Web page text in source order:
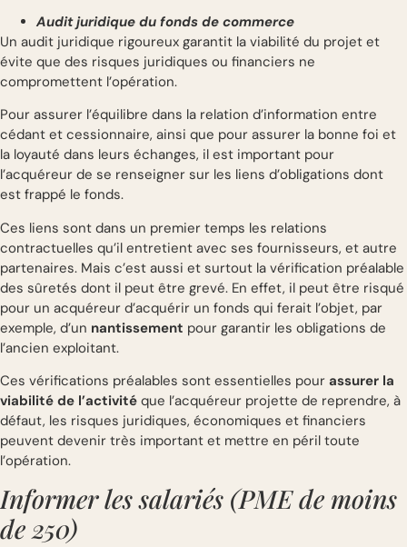
Audit juridique du fonds de commerce
Un audit juridique rigoureux garantit la viabilité du projet et
évite que des risques juridiques ou financiers ne
compromettent l’opération.
Pour assurer l’équilibre dans la relation d’information entre
cédant et cessionnaire, ainsi que pour assurer la bonne foi et
la loyauté dans leurs échanges, il est important pour
l’acquéreur de se renseigner sur les liens d’obligations dont
est frappé le fonds.
Ces liens sont dans un premier temps les relations
contractuelles qu’il entretient avec ses fournisseurs, et autre
partenaires. Mais c’est aussi et surtout la vérification préalable
des sûretés dont il peut être grevé. En effet, il peut être risqué
pour un acquéreur d’acquérir un fonds qui ferait l’objet, par
exemple, d’un nantissement pour garantir les obligations de
l’ancien exploitant.
Ces vérifications préalables sont essentielles pour assurer la
viabilité de l’activité que l’acquéreur projette de reprendre, à
défaut, les risques juridiques, économiques et financiers
peuvent devenir très important et mettre en péril toute
l’opération.
Informer les salariés (PME de moins
de 250)